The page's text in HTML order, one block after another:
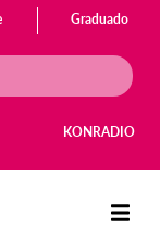
Graduado
KONRADIO